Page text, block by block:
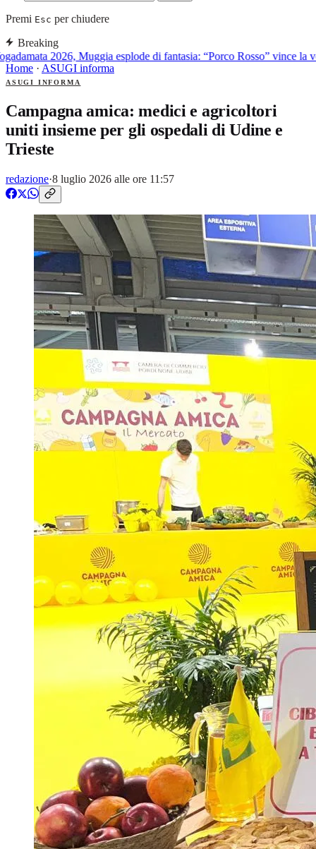
Premi Esc per chiudere
Breaking
2026, Muggia esplode di fantasia: “Porco Rosso” vince la
Home · ASUGI informa
ASUGI INFORMA
Campagna amica: medici e agricoltori
uniti insieme per gli ospedali di Udine e
Trieste
redazione·8 luglio 2026 alle ore 11:57